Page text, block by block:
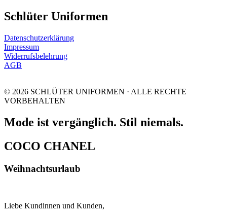
Schlüter Uniformen
Datenschutzerklärung
Impressum
Widerrufsbelehrung
AGB
© 2026 SCHLÜTER UNIFORMEN · ALLE RECHTE
VORBEHALTEN
Mode ist vergänglich. Stil niemals.
COCO CHANEL
Weihnachtsurlaub
Liebe Kundinnen und Kunden,